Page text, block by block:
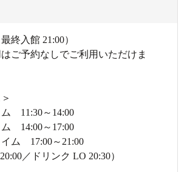
終入館 21:00）
ご予約なしでご利用いただけま
ム 11:30～14:00
ム 14:00～17:00
イム 17:00～21:00
／ドリンク LO 20:30）